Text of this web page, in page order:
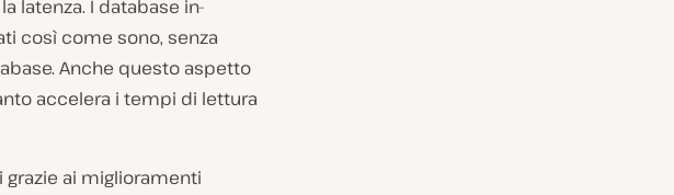
latenza. I database in-
così come sono, senza
Anche questo aspetto
accelera i tempi di lettura
ai miglioramenti